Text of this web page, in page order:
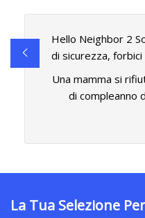
Hello Neighbor 2
di sicurezza,
Una mamma si
di compleanno
La Tua Selezione